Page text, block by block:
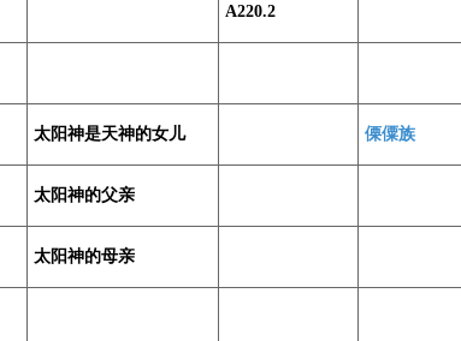
A220.2
太阳神是天神的女儿 傈僳族
太阳神的父亲
太阳神的母亲